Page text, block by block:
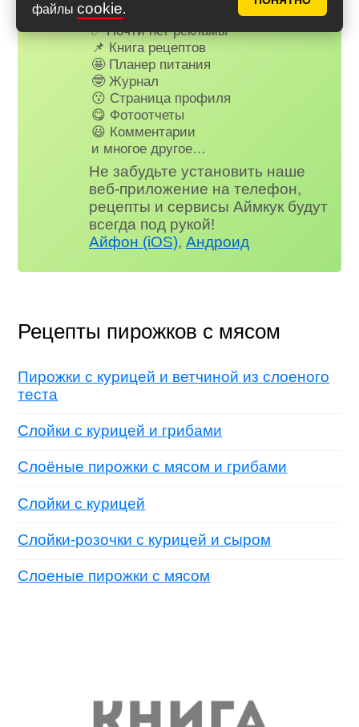
файлы cookie.
Для всех, кто в клубе...
✅ Почти нет рекламы
📌 Книга рецептов
🤩 Планер питания
🤓 Журнал
😗 Страница профиля
😋 Фотоотчеты
😃 Комментарии
и многое другое…
Не забудьте установить наше
веб-приложение на телефон,
рецепты и сервисы Аймкук будут
всегда под рукой!
Айфон (iOS),Андроид
Рецепты пирожков с мясом
Пирожки с курицей и ветчиной из слоеного
теста
Слойки с курицей и грибами
Слоёные пирожки с мясом и грибами
Слойки с курицей
Слойки-розочки с курицей и сыром
Слоеные пирожки с мясом